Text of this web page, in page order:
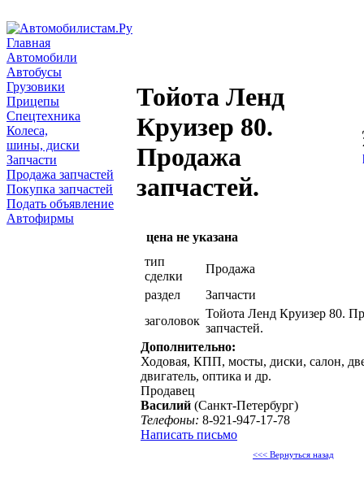
Главная
Автомобили
Автобусы
Грузовики
Прицепы
Спецтехника
Колеса,
шины, диски
Запчасти
Продажа запчастей
Покупка запчастей
Подать объявление
Автофирмы
Тойота Ленд
Круизер 80.
Продажа
запчастей.
цена не указана
тип
сделки
Продажа
раздел
Запчасти
заголовок
Тойота Ленд Круизер 80.
запчастей.
Дополнительно:
Ходовая, КПП, мосты, диски, салон,
двигатель, оптика и др.
Продавец
Василий (Санкт-Петербург)
Телефоны: 8-921-947-17-78
Написать письмо
<<< Вернуться назад